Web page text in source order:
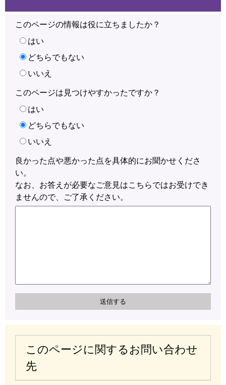
このページの情報は役に立ちましたか？
はい
どちらでもない
いいえ
このページは見つけやすかったですか？
はい
どちらでもない
いいえ
良かった点や悪かった点を具体的にお聞かせくださ
い。
なお、お答えが必要なご意見はこちらではお受けでき
ませんので、ご了承ください。
このページに関するお問い合わせ
先